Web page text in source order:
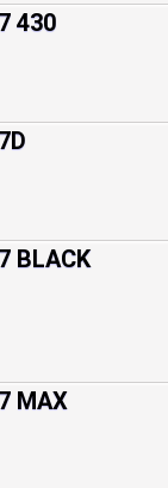
430
BLACK
MAX